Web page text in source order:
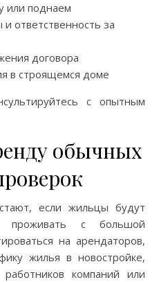
или поднаем
ответственность за
договора
в строящемся доме
с опытным
обычных
если жильцы будут
проживать с большой
на арендаторов,
жилья в новостройке,
компаний или